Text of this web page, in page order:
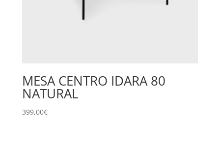
MESA CENTRO IDARA 80
NATURAL
399,00€